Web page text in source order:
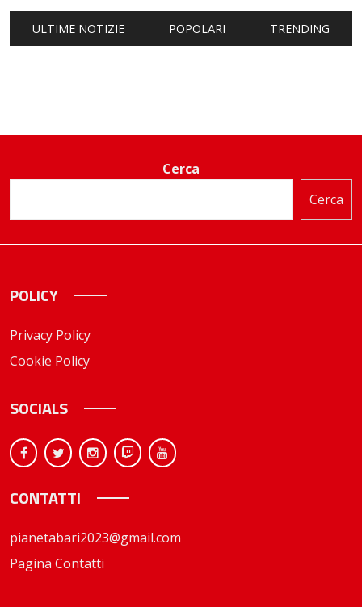
ULTIME NOTIZIE POPOLARI TRENDING
Cerca
Cerca
POLICY
Privacy Policy
Cookie Policy
SOCIALS
CONTATTI
pianetabari2023@gmail.com
Pagina Contatti